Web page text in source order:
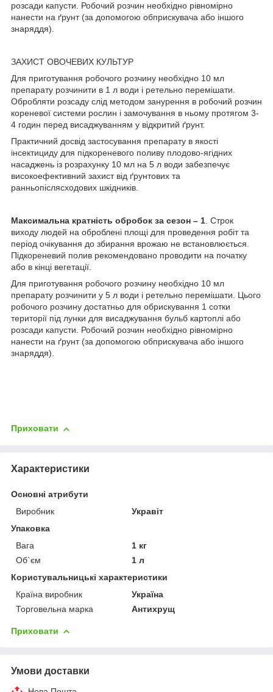
розсади капусти. Робочий розчин необхідно рівномірно
нанести на ґрунт (за допомогою обприскувача або іншого
знаряддя).
ЗАХИСТ ОВОЧЕВИХ КУЛЬТУР
Для приготування робочого розчину необхідно 10 мл
препарату розчинити в 1 л води і ретельно перемішати.
Обробляти розсаду слід методом занурення в робочий розчин
кореневої системи рослин і замочування в ньому протягом 3-
4 годин перед висаджуванням у відкритий ґрунт.
Практичний досвід застосування препарату в якості
інсектициду для підкореневого поливу плодово-ягідних
насаджень із розрахунку 10 мл на 5 л води забезпечує
високоефективний захист від ґрунтових та
ранньопіслясходових шкідників.
Максимальна кратність обробок за сезон – 1. Строк
виходу людей на оброблені площі для проведення робіт та
період очікування до збирання врожаю не встановлюється.
Підкореневий полив рекомендовано проводити на початку
або в кінці вегетації.
Для приготування робочого розчину необхідно 10 мл
препарату розчинити у 5 л води і ретельно перемішати. Цього
робочого розчину достатньо для обрискування 1 сотки
території під лунки для висаджування бульб картоплі або
розсади капусти. Робочий розчин необхідно рівномірно
нанести на ґрунт (за допомогою обприскувача або іншого
знаряддя).
Приховати
Характеристики
Основні атрибути
Виробник
Укравіт
Упаковка
Вага
1 кг
Об`єм
1 л
Користувальницькі характеристики
Країна виробник
Україна
Торговельна марка
Антихрущ
Приховати
Умови доставки